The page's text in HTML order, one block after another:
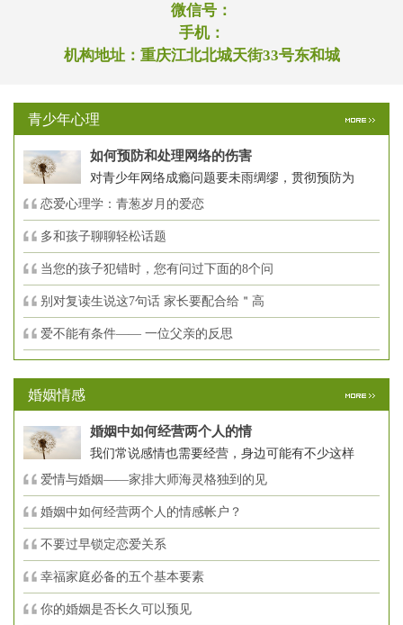
微信号：
手机：
机构地址： 重庆江北北城天街33号东和城
青少年心理
如何预防和处理网络的伤害
对青少年网络成瘾问题要未雨绸缪，贯彻预防为
恋爱心理学：青葱岁月的爱恋
多和孩子聊聊轻松话题
当您的孩子犯错时，您有问过下面的8个问
别对复读生说这7句话 家长要配合给＂高
爱不能有条件—— 一位父亲的反思
婚姻情感
婚姻中如何经营两个人的情
我们常说感情也需要经营，身边可能有不少这样
爱情与婚姻——家排大师海灵格独到的见
婚姻中如何经营两个人的情感帐户？
不要过早锁定恋爱关系
幸福家庭必备的五个基本要素
你的婚姻是否长久可以预见